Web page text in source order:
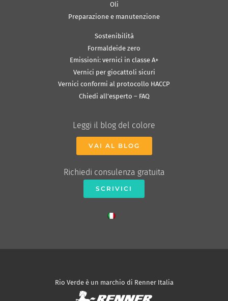
Oli
Preparazione e manutenzione
Sostenibilità
Formaldeide zero
Emissioni: vernici in classe A+
Vernici per giocattoli sicuri
Vernici conformi al protocollo HACCP
Chiedi all’esperto – FAQ
Leggi il blog del colore
VAI AL BLOG
Richiedi consulenza gratuita
SCRIVICI
Rio Verde è un marchio di Renner Italia